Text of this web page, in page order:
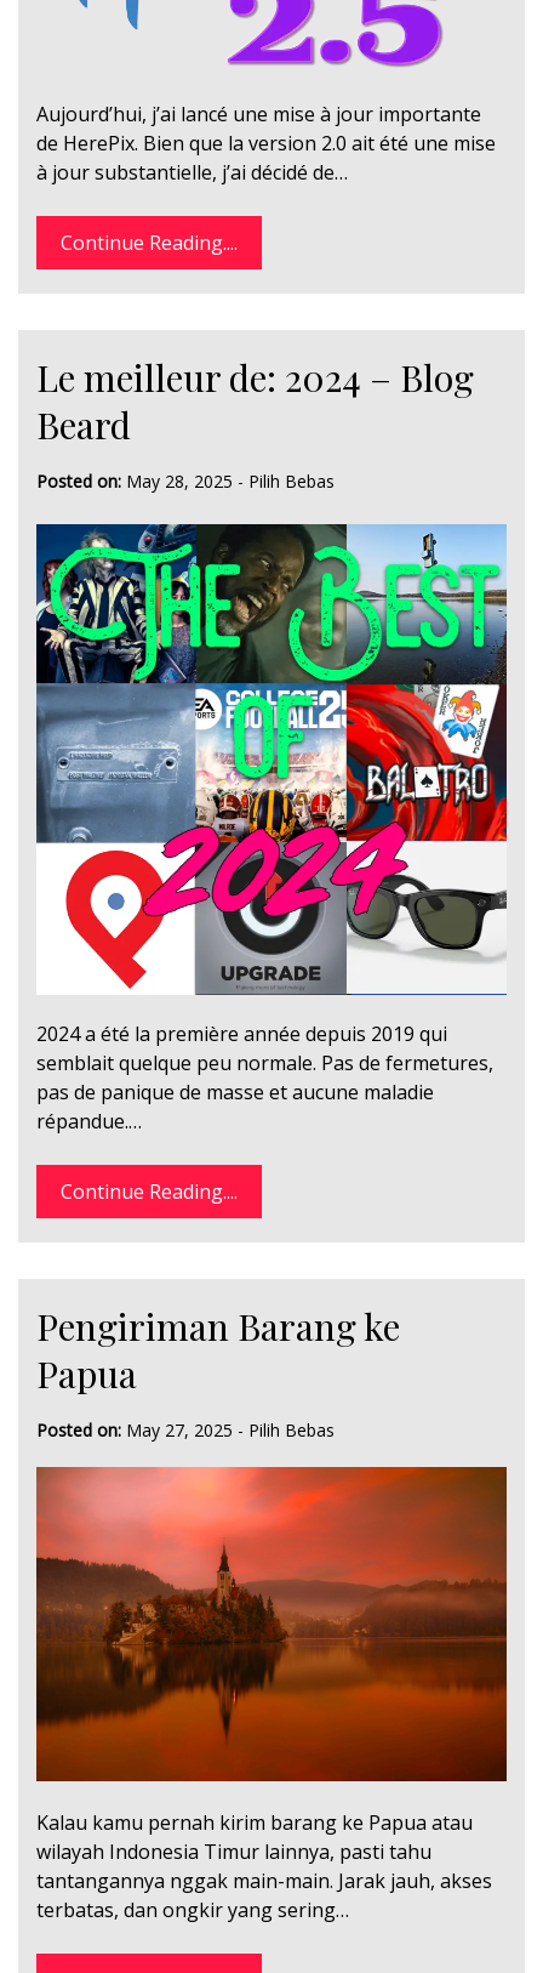
Aujourd’hui, j’ai lancé une mise à jour importante
de HerePix. Bien que la version 2.0 ait été une mise
à jour substantielle, j’ai décidé de…
Continue Reading....
Le meilleur de: 2024 – Blog
Beard
Posted on: May 28, 2025 - Pilih Bebas
2024 a été la première année depuis 2019 qui
semblait quelque peu normale. Pas de fermetures,
pas de panique de masse et aucune maladie
répandue.…
Continue Reading....
Pengiriman Barang ke
Papua
Posted on: May 27, 2025 - Pilih Bebas
Kalau kamu pernah kirim barang ke Papua atau
wilayah Indonesia Timur lainnya, pasti tahu
tantangannya nggak main-main. Jarak jauh, akses
terbatas, dan ongkir yang sering…